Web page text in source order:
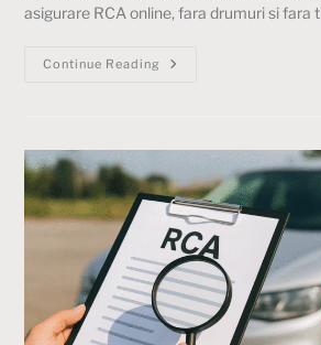
asigurare RCA online, fara drumuri si fara
Continue Reading